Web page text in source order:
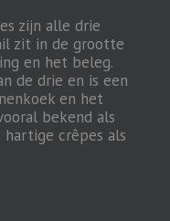
zijn alle drie
zit in de grootte
en het beleg.
de drie en is een
en het
bekend als
hartige crêpes als